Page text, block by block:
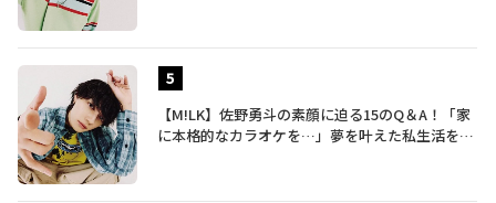
【M!LK】佐野勇斗の素顔に迫る15のQ＆A！「家
に本格的なカラオケを…」夢を叶えた私生活を公